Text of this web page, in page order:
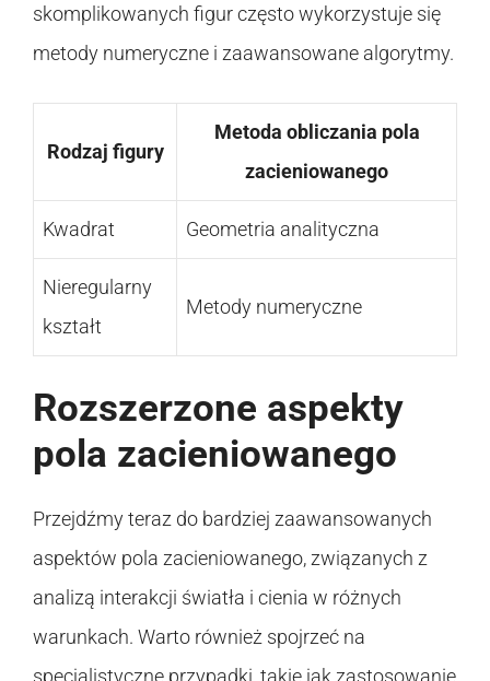
skomplikowanych figur często wykorzystuje się
metody numeryczne i zaawansowane algorytmy.
Rodzaj figury
Metoda obliczania pola
zacieniowanego
Kwadrat Geometria analityczna
Nieregularny
kształt
Metody numeryczne
Rozszerzone aspekty
pola zacieniowanego
Przejdźmy teraz do bardziej zaawansowanych
aspektów pola zacieniowanego, związanych z
analizą interakcji światła i cienia w różnych
warunkach. Warto również spojrzeć na
specjalistyczne przypadki, takie jak zastosowanie